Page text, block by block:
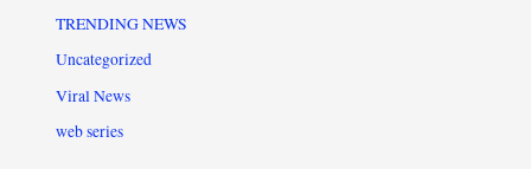
TRENDING NEWS
Uncategorized
Viral News
web series